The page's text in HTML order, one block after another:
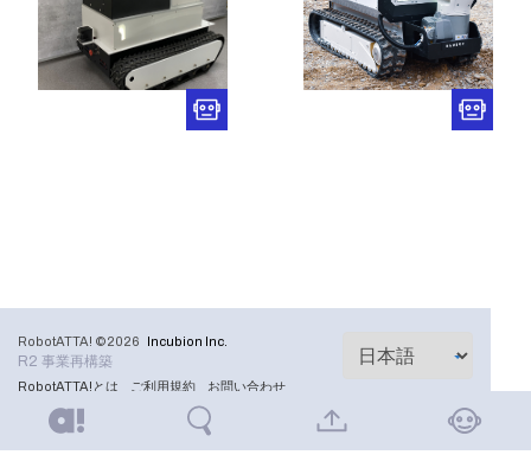
RobotATTA! ©2026 Incubion Inc.
R2 事業再構築
RobotATTA!とは ご利用規約 お問い合わせ